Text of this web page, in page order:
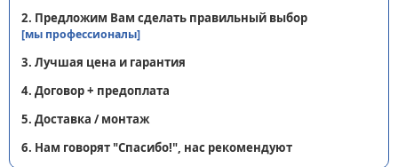
2. Предложим Вам сделать правильный выбор
[мы профессионалы]
3. Лучшая цена и гарантия
4. Договор + предоплата
5. Доставка / монтаж
6. Нам говорят "Спасибо!", нас рекомендуют